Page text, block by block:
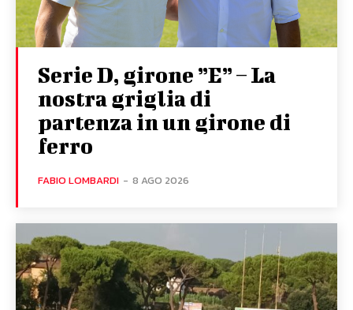
Serie D, girone ”E” – La
nostra griglia di
partenza in un girone di
ferro
FABIO LOMBARDI - 8 AGO 2026